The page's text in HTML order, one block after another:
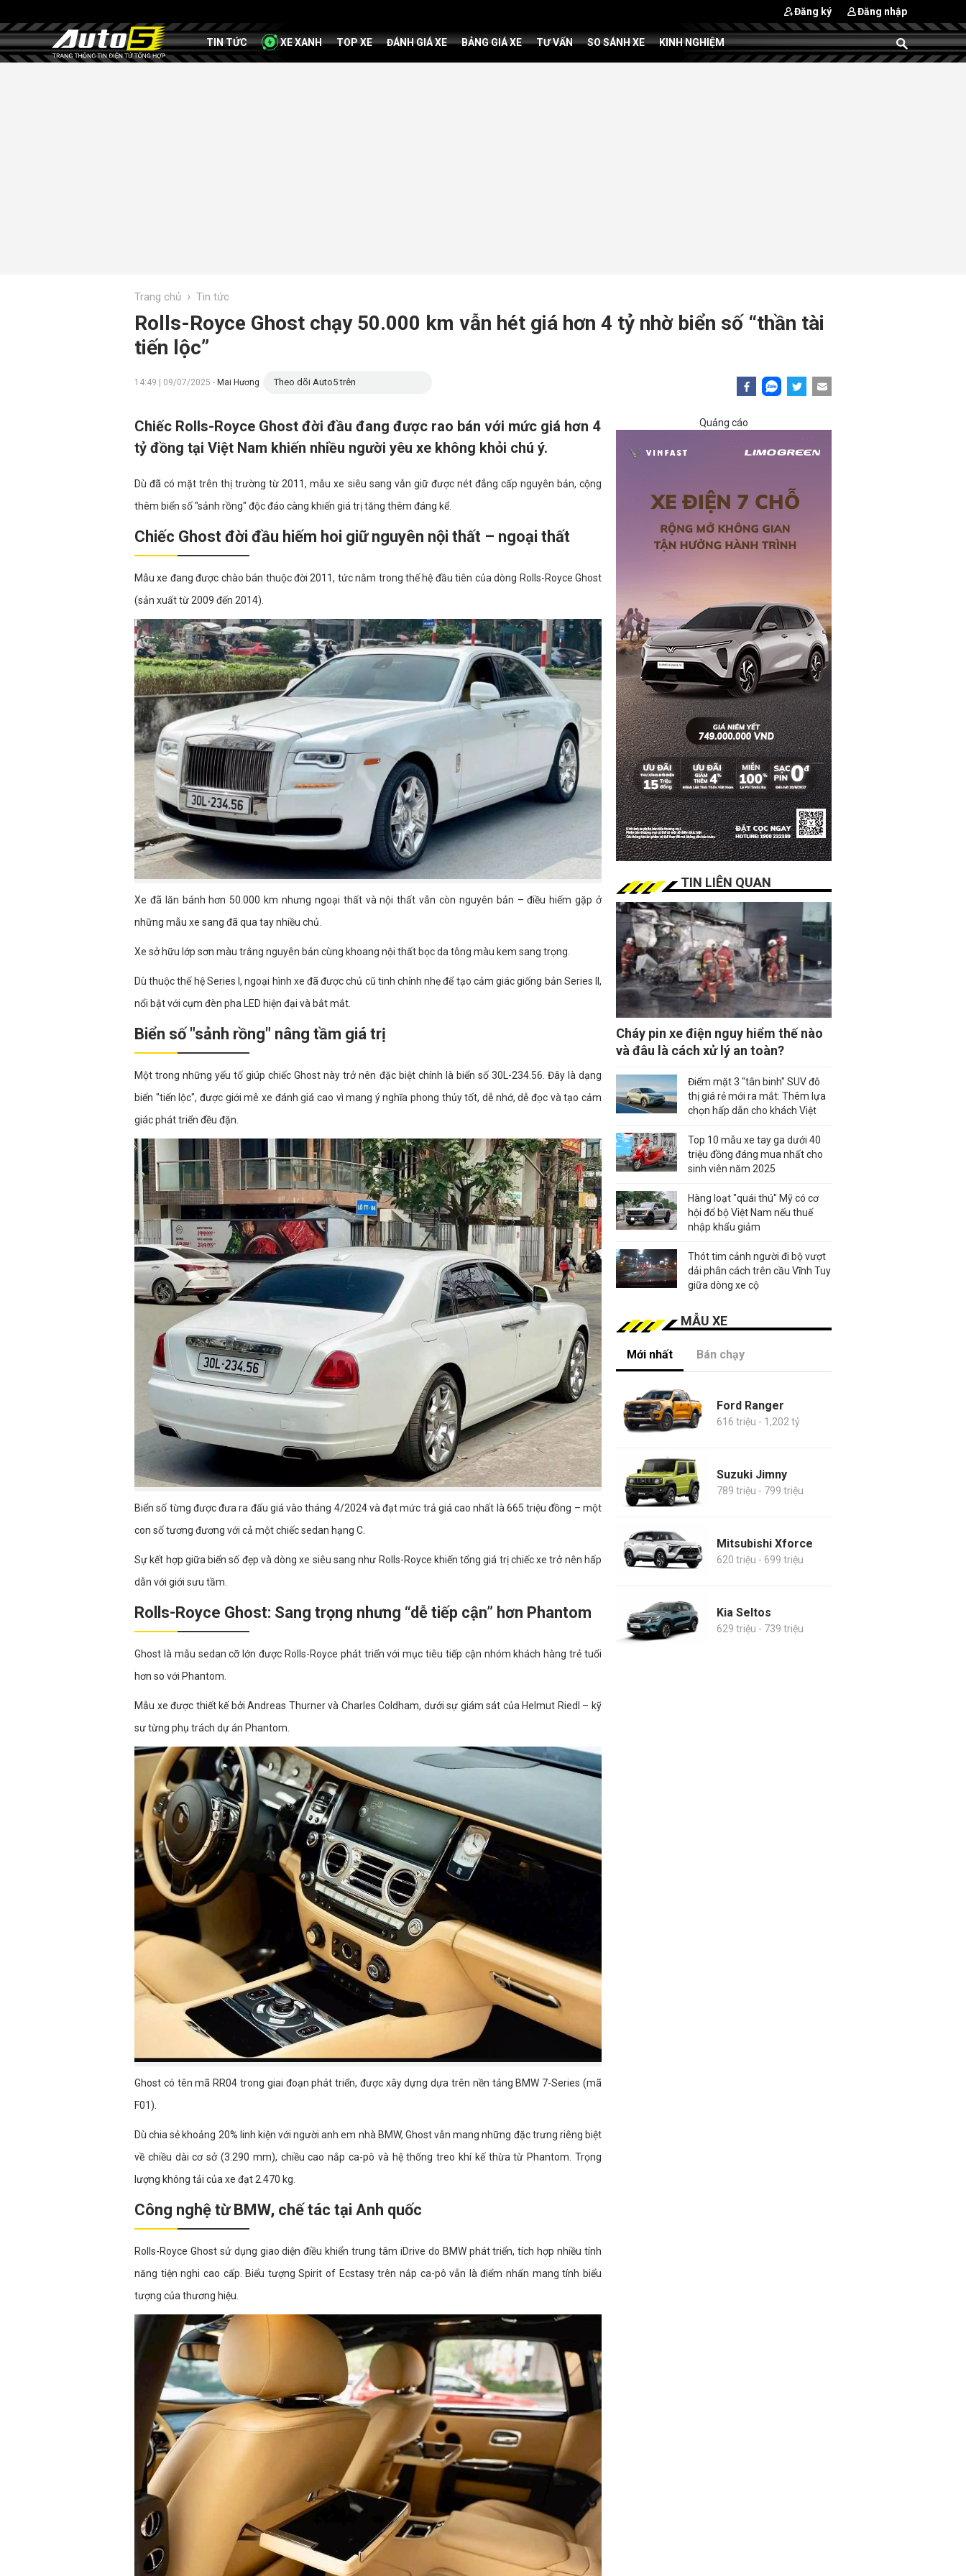
Đăng ký Đăng nhập
TIN TỨC XE XANH TOP XE ĐÁNH GIÁ XE BẢNG GIÁ XE TƯ VẤN SO SÁNH XE KINH NGHIỆM
Trang chủ › Tin tức
Rolls-Royce Ghost chạy 50.000 km vẫn hét giá hơn 4 tỷ nhờ biển số “thần tài
tiến lộc”
14:49 | 09/07/2025 - Mai Hương Theo dõi Auto5 trên
Chiếc Rolls-Royce Ghost đời đầu đang được rao bán với mức giá hơn 4
tỷ đồng tại Việt Nam khiến nhiều người yêu xe không khỏi chú ý.
Dù đã có mặt trên thị trường từ 2011, mẫu xe siêu sang vẫn giữ được nét đẳng cấp nguyên bản, cộng
thêm biển số "sảnh rồng" độc đáo càng khiến giá trị tăng thêm đáng kể.
Chiếc Ghost đời đầu hiếm hoi giữ nguyên nội thất – ngoại thất
Mẫu xe đang được chào bán thuộc đời 2011, tức nằm trong thế hệ đầu tiên của dòng Rolls-Royce Ghost
(sản xuất từ 2009 đến 2014).
Xe đã lăn bánh hơn 50.000 km nhưng ngoại thất và nội thất vẫn còn nguyên bản – điều hiếm gặp ở
những mẫu xe sang đã qua tay nhiều chủ.
Xe sở hữu lớp sơn màu trắng nguyên bản cùng khoang nội thất bọc da tông màu kem sang trọng.
Dù thuộc thế hệ Series I, ngoại hình xe đã được chủ cũ tinh chỉnh nhẹ để tạo cảm giác giống bản Series II,
nổi bật với cụm đèn pha LED hiện đại và bắt mắt.
Biển số "sảnh rồng" nâng tầm giá trị
Một trong những yếu tố giúp chiếc Ghost này trở nên đặc biệt chính là biển số 30L-234.56. Đây là dạng
biển "tiến lộc", được giới mê xe đánh giá cao vì mang ý nghĩa phong thủy tốt, dễ nhớ, dễ đọc và tạo cảm
giác phát triển đều đặn.
Biển số từng được đưa ra đấu giá vào tháng 4/2024 và đạt mức trả giá cao nhất là 665 triệu đồng – một
con số tương đương với cả một chiếc sedan hạng C.
Sự kết hợp giữa biển số đẹp và dòng xe siêu sang như Rolls-Royce khiến tổng giá trị chiếc xe trở nên hấp
dẫn với giới sưu tầm.
Rolls-Royce Ghost: Sang trọng nhưng “dễ tiếp cận” hơn Phantom
Ghost là mẫu sedan cỡ lớn được Rolls-Royce phát triển với mục tiêu tiếp cận nhóm khách hàng trẻ tuổi
hơn so với Phantom.
Mẫu xe được thiết kế bởi Andreas Thurner và Charles Coldham, dưới sự giám sát của Helmut Riedl – kỹ
sư từng phụ trách dự án Phantom.
Ghost có tên mã RR04 trong giai đoạn phát triển, được xây dựng dựa trên nền tảng BMW 7-Series (mã
F01).
Dù chia sẻ khoảng 20% linh kiện với người anh em nhà BMW, Ghost vẫn mang những đặc trưng riêng biệt
về chiều dài cơ sở (3.290 mm), chiều cao nắp ca-pô và hệ thống treo khí kế thừa từ Phantom. Trọng
lượng không tải của xe đạt 2.470 kg.
Công nghệ từ BMW, chế tác tại Anh quốc
Rolls-Royce Ghost sử dụng giao diện điều khiển trung tâm iDrive do BMW phát triển, tích hợp nhiều tính
năng tiện nghi cao cấp. Biểu tượng Spirit of Ecstasy trên nắp ca-pô vẫn là điểm nhấn mang tính biểu
tượng của thương hiệu.
Quảng cáo
TIN LIÊN QUAN
Cháy pin xe điện nguy hiểm thế nào
và đâu là cách xử lý an toàn?
Điểm mặt 3 "tân binh" SUV đô
thị giá rẻ mới ra mắt: Thêm lựa
chọn hấp dẫn cho khách Việt
Top 10 mẫu xe tay ga dưới 40
triệu đồng đáng mua nhất cho
sinh viên năm 2025
Hàng loạt "quái thú" Mỹ có cơ
hội đổ bộ Việt Nam nếu thuế
nhập khẩu giảm
Thót tim cảnh người đi bộ vượt
dải phân cách trên cầu Vĩnh Tuy
giữa dòng xe cộ
MẪU XE
Mới nhất Bán chạy
Ford Ranger
616 triệu - 1,202 tỷ
Suzuki Jimny
789 triệu - 799 triệu
Mitsubishi Xforce
620 triệu - 699 triệu
Kia Seltos
629 triệu - 739 triệu